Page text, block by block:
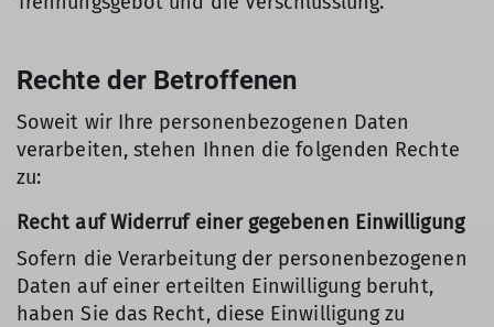
Rechte der Betroffenen
Soweit wir Ihre personenbezogenen Daten
verarbeiten, stehen Ihnen die folgenden Rechte
zu:
Recht auf Widerruf einer gegebenen Einwilligung
Sofern die Verarbeitung der personenbezogenen
Daten auf einer erteilten Einwilligung beruht,
haben Sie das Recht, diese Einwilligung zu